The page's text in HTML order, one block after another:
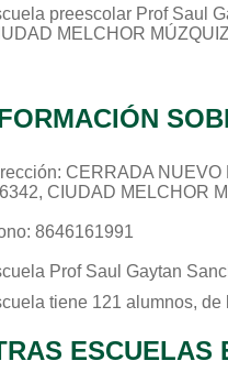
preescolar Prof Saul
MELCHOR MÚZQUIZ
CERRADA NUEVO
CIUDAD MELCHOR
8646161991
Prof Saul Gaytan
tiene 121 alumnos,
ESCUELAS